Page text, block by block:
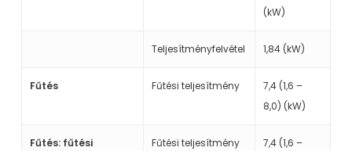
(kW)
Teljesítményfelvétel 1,84 (kW)
Fűtés Fűtési teljesítmény
7,4 (1,6 –
8,0) (kW)
Fűtés: fűtési
Fűtési teljesítmény
7,4 (1,6 –